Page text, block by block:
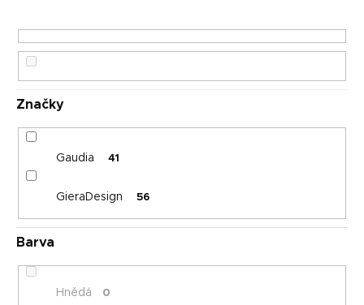
t
Značky
Gaudia 41
GieraDesign 56
Barva
Hnědá 0